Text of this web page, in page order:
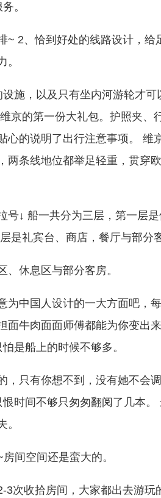
。
~ 2、恰到好处的线路设计，给
。
施，以及只有坐内河游轮才
京的第一份大礼包。护照夹、
心的说明了出行注意事项。 维
两条线地位都举足轻重，贯穿
↓ 船一共分为三层，第一层
是礼宾台、商店，餐厅与部分
、休息区与部分客房。
为中国人设计的一大方面吧，
面牛肉面面师傅都能为你变出
是船上的时候不够多。
，只有你想不到，没有她不会
时间不够只匆匆翻阅了几本
。
间空间还是蛮大的。
3次收拾房间，大家都出去游玩